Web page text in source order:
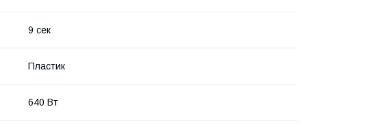
9 сек
Пластик
640 Вт